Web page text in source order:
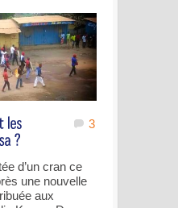
3
d’un cran ce
une nouvelle
aux